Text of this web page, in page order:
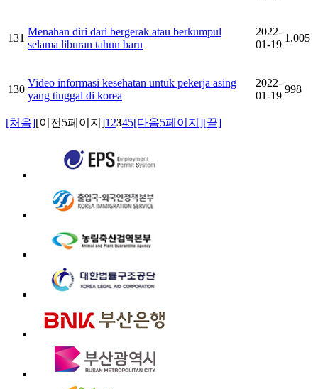
131
Menahan diri dari bergerak atau berkumpul
selama liburan tahun baru
2022-
01-19
1,005
130
Video informasi kesehatan untuk pekerja asing
yang tinggal di korea
2022-
01-19
998
[처음][이전5페이지]1 2345[다음5페이지][끝]